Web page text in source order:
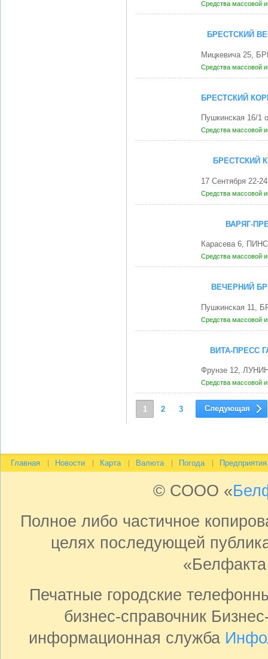
Средства массовой
БРЕСТСКИЙ
Мицкевича 25,
Средства массовой
БРЕСТСКИЙ
Пушкинская 16/1
Средства массовой
БРЕСТСКИЙ
17 Сентября 22-
Средства массовой
ВАРЯГ-
Карасева 6,
Средства массовой
ВЕЧЕРНИЙ
Пушкинская 11,
Средства массовой
ВИТА-ПРЕСС
Фрунзе 12,
Средства массовой
1 2 3 Следующая
Главная Новости Карта Валюта Погода Предприятия
© СООО «
Полное либо частичное
целях последующей
Печатные городские
бизнес-справочник
информационная служба